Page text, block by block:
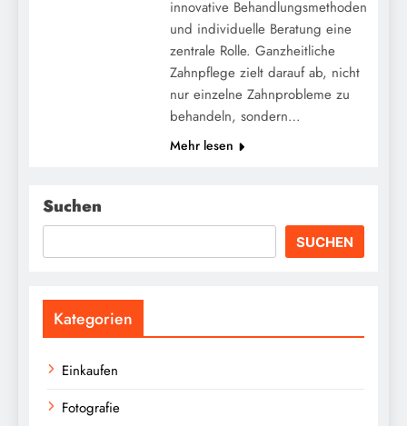
innovative Behandlungsmethoden
und individuelle Beratung eine
zentrale Rolle. Ganzheitliche
Zahnpflege zielt darauf ab, nicht
nur einzelne Zahnprobleme zu
behandeln, sondern…
Mehr lesen
Suchen
SUCHEN
Kategorien
Einkaufen
Fotografie